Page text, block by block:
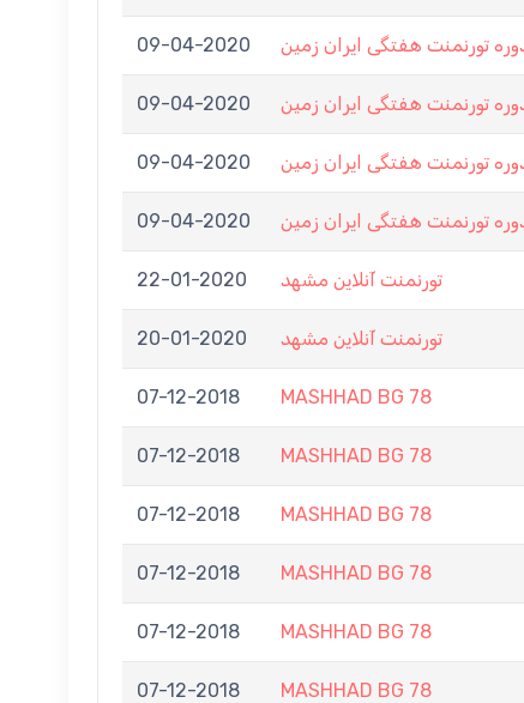
09-04-2020 تورنمنت هفتگی ایران زمین
09-04-2020 تورنمنت هفتگی ایران زمین
09-04-2020 تورنمنت هفتگی ایران زمین
09-04-2020 تورنمنت هفتگی ایران زمین
22-01-2020 تورنمنت آنلاین مشهد
20-01-2020 تورنمنت آنلاین مشهد
07-12-2018 MASHHAD BG 78
07-12-2018 MASHHAD BG 78
07-12-2018 MASHHAD BG 78
07-12-2018 MASHHAD BG 78
07-12-2018 MASHHAD BG 78
07-12-2018 MASHHAD BG 78